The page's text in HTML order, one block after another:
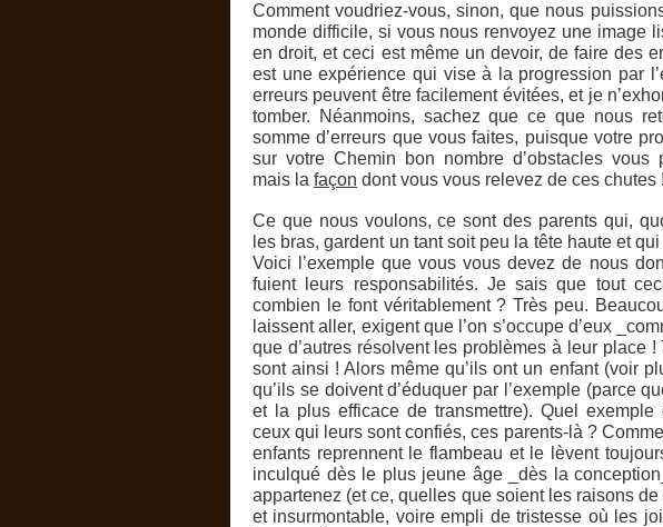
Comment voudriez-vous, sinon, que nous
monde difficile, si vous nous renvoyez une image
en droit, et ceci est même un devoir, de faire des
est une expérience qui vise à la progression par
erreurs peuvent être facilement évitées, et je
tomber. Néanmoins, sachez que ce que nous
somme d’erreurs que vous faites, puisque votre
sur votre Chemin bon nombre d’obstacles vous
mais la façon dont vous vous relevez de ces chutes !
Ce que nous voulons, ce sont des parents qui,
les bras, gardent un tant soit peu la tête haute et
Voici l’exemple que vous vous devez de nous
fuient leurs responsabilités. Je sais que tout
combien le font véritablement ? Très peu.
laissent aller, exigent que l’on s’occupe d’eux
que d’autres résolvent les problèmes à leur place !
sont ainsi ! Alors même qu’ils ont un enfant (voir
qu’ils se doivent d’éduquer par l’exemple (parce
et la plus efficace de transmettre). Quel exemple
ceux qui leurs sont confiés, ces parents-là ?
enfants reprennent le flambeau et le lèvent
inculqué dès le plus jeune âge _dès la
appartenez (et ce, quelles que soient les raisons
et insurmontable, voire empli de tristesse où les